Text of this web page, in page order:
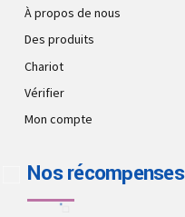
À propos de nous
Des produits
Chariot
Vérifier
Mon compte
Nos récompenses